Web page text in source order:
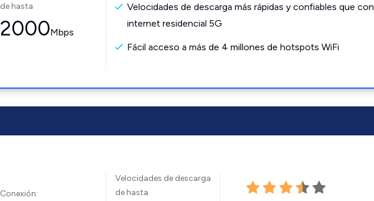
de hasta
2000Mbps
Velocidades de descarga más rápidas y confiables que con
internet residencial 5G
Fácil acceso a más de 4 millones de hotspots WiFi
Conexión:
Velocidades de descarga
de hasta